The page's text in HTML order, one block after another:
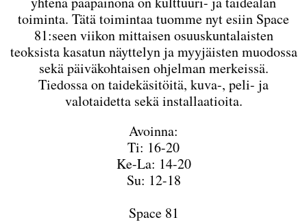
toiminta. Tätä toimintaa tuomme nyt esiin Space
81:seen viikon mittaisen osuuskuntalaisten
teoksista kasatun näyttelyn ja myyjäisten muodossa
sekä päiväkohtaisen ohjelman merkeissä.
Tiedossa on taidekäsitöitä, kuva-, peli- ja
valotaidetta sekä installaatioita.
Avoinna:
Ti: 16-20
Ke-La: 14-20
Su: 12-18
Space 81